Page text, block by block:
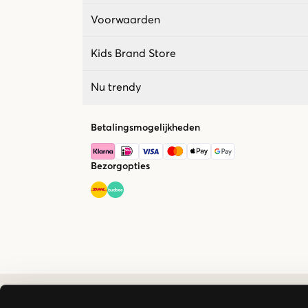
Voorwaarden
Kids Brand Store
Nu trendy
Betalingsmogelijkheden
Bezorgopties